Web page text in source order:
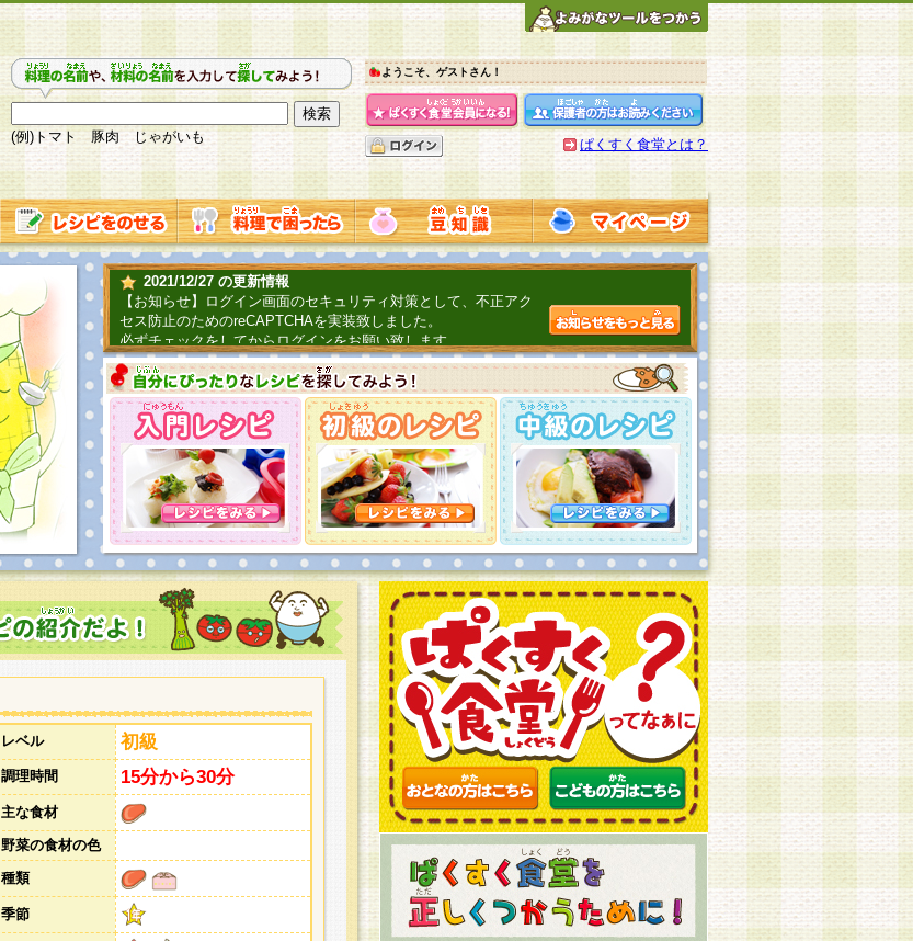
(例)トマト 豚肉 じゃがいも
ようこそ、ゲストさん！
ぱくすく食堂とは？
2021/12/27 の更新情報
【お知らせ】ログイン画面のセキュリティ対策として、不正アク
セス防止のためのreCAPTCHAを実装致しました。
必ずチェックをしてからログインをお願い致します。
2019/06/04 の更新情報
ファーマ村からコーンシェフが簡単レシピを紹介するよ！こちら
2018/07/01 の更新情報
チャレンジ企画第三弾！お母さん、お父さんへ日頃の感謝をこめ
てごはんを作ろう！は終了致しました。たくさんの投稿、ありが
とうございました。次回企画もお楽しみに！
レベル 初級
調理時間 15分から30分
主な食材
野菜の食材の色
種類
季節